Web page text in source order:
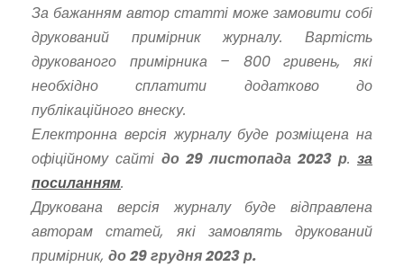
За бажанням автор статті може замовити собі
друкований примірник журналу. Вартість
друкованого примірника – 800 гривень, які
необхідно сплатити додатково до
публікаційного внеску.
Електронна версія журналу буде розміщена на
офіційному сайті до 29 листопада 2023 р. за
посиланням.
Друкована версія журналу буде відправлена
авторам статей, які замовлять друкований
примірник, до 29 грудня 2023 р.